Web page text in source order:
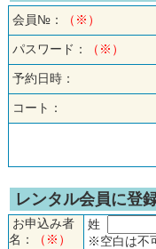
会員№：
（※）
パスワード： （※）
予約日時：
コート：
レンタル会員に登
お申込み者
名：
（※）
姓
※空白は不